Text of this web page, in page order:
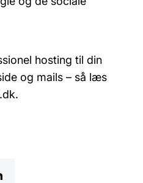
hosting til din
og mails – så læs